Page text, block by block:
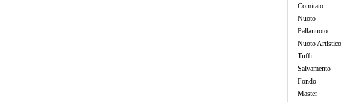
Comitato
Nuoto
Pallanuoto
Nuoto Artistico
Tuffi
Salvamento
Fondo
Master